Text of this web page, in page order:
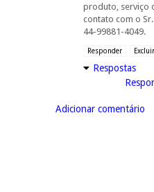
produto, serviço
contato com o
44-99881-4049.
Responder Excluir
Respostas
Adicionar comentário